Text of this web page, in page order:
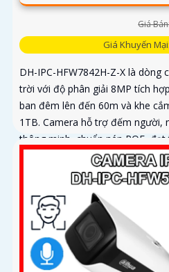
Giá
Giá Khuyến
DH-IPC-HFW7842H-Z-X là
trời với độ phân giải 8MP tích
ban đêm lên đến 60m và khe
1TB. Camera hỗ trợ đếm người,
thông minh, chuẩn nén POE,
IP67, phù hợp cho các khu vực
tính năng quản lý chỗ đỗ xe hiệu